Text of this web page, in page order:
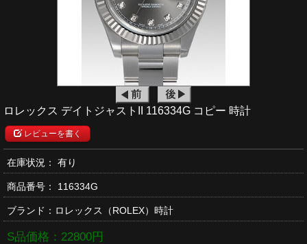
ロレックス デイトジャストII 116334G コピー 時計
レビューを書く
在庫状況： 有り
商品番号： 116334G
ブランド： ロレックス （ROLEX）時計
S品価格： 22800円